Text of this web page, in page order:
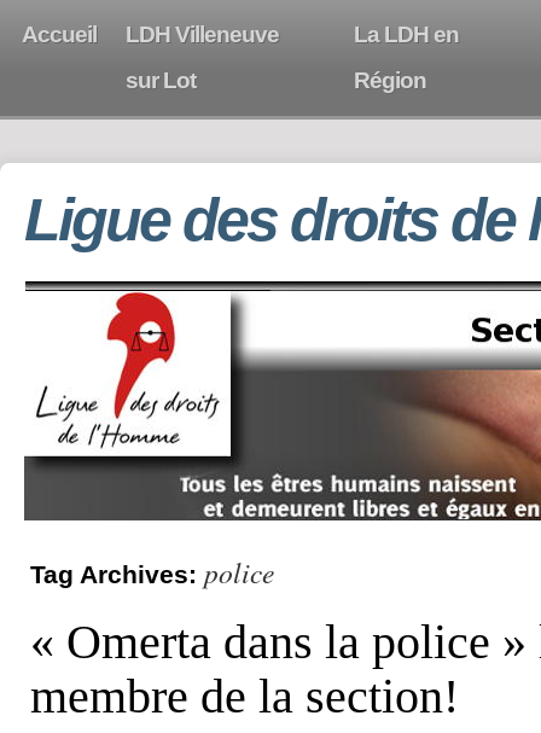
Accueil
LDH Villeneuve
sur Lot
La LDH en
Région
Ligue des droits de
Tag Archives: police
« Omerta dans la police
membre de la section!